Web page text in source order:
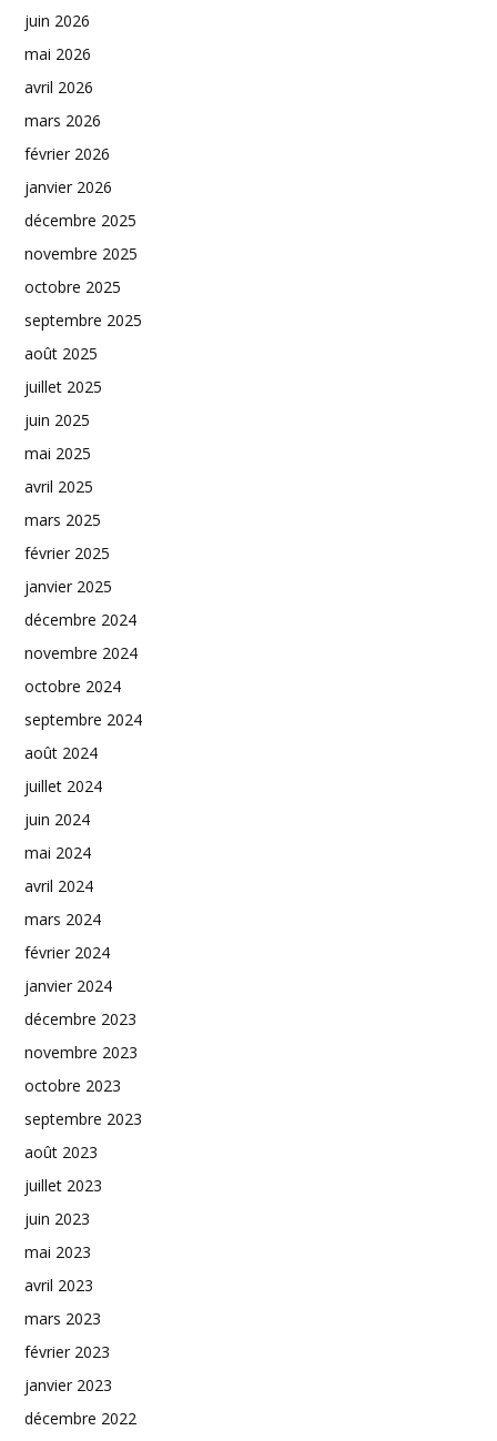
juin 2026
mai 2026
avril 2026
mars 2026
février 2026
janvier 2026
décembre 2025
novembre 2025
octobre 2025
septembre 2025
août 2025
juillet 2025
juin 2025
mai 2025
avril 2025
mars 2025
février 2025
janvier 2025
décembre 2024
novembre 2024
octobre 2024
septembre 2024
août 2024
juillet 2024
juin 2024
mai 2024
avril 2024
mars 2024
février 2024
janvier 2024
décembre 2023
novembre 2023
octobre 2023
septembre 2023
août 2023
juillet 2023
juin 2023
mai 2023
avril 2023
mars 2023
février 2023
janvier 2023
décembre 2022